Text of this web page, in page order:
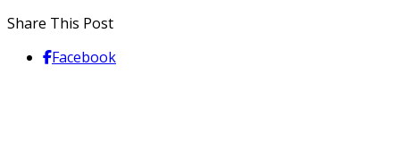
Share This Post
Facebook